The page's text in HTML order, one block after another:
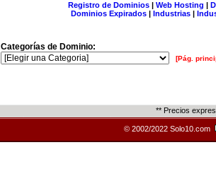
Registro de Dominios| Web Hosting |
Dominios Expirados | Industrias |
Categorías de Dominio:
[Pág.
** Precios
© 2002/2022 Solo10.com